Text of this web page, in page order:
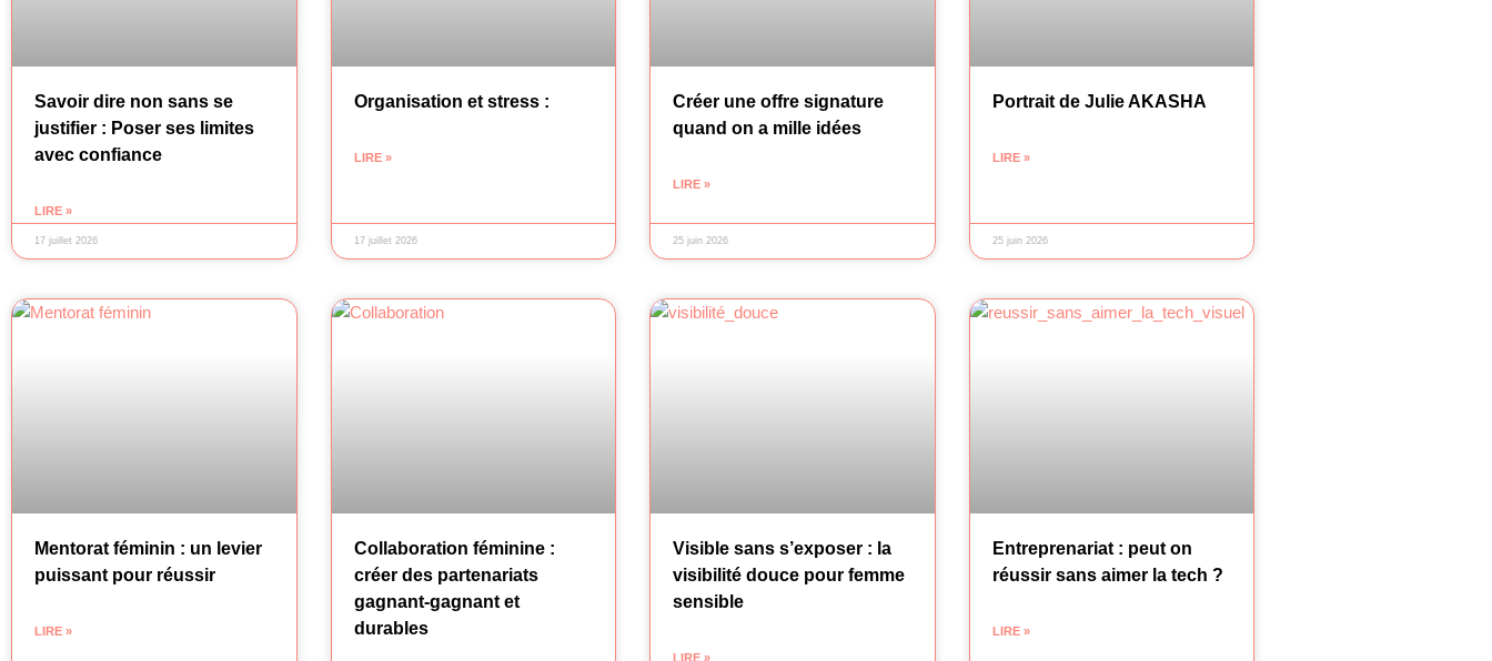
Savoir dire non sans se
justifier : Poser ses limites
avec confiance
LIRE »
17 juillet 2026
Organisation et stress :
LIRE »
17 juillet 2026
Créer une offre signature
quand on a mille idées
LIRE »
25 juin 2026
Portrait de Julie AKASHA
LIRE »
25 juin 2026
Mentorat féminin : un levier
puissant pour réussir
LIRE »
Collaboration féminine :
créer des partenariats
gagnant-gagnant et
durables
Visible sans s’exposer : la
visibilité douce pour femme
sensible
LIRE »
Entreprenariat : peut on
réussir sans aimer la tech ?
LIRE »